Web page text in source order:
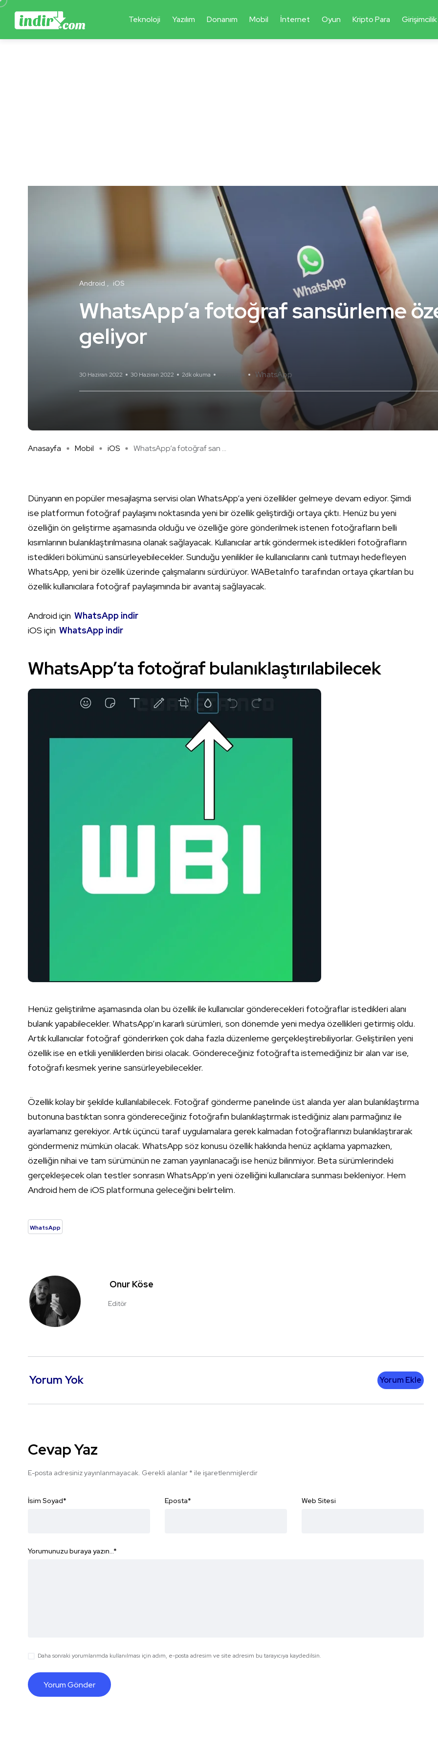
Teknoloji Yazılım Donanım Mobil İnternet Oyun Kripto Para Girişimcilik
Android iOS
WhatsApp’a fotoğraf sansürleme
geliyor
30 Haziran 2022 30 Haziran 2022 2dk okuma WhatsApp
Anasayfa Mobil iOS WhatsApp’a fotoğraf san ...
Dünyanın en popüler mesajlaşma servisi olan WhatsApp’a yeni özellikler gelmeye devam ediyor. Şimdi
ise platformun fotoğraf paylaşımı noktasında yeni bir özellik geliştirdiği ortaya çıktı. Henüz bu yeni
özelliğin ön geliştirme aşamasında olduğu ve özelliğe göre gönderilmek istenen fotoğrafların belli
kısımlarının bulanıklaştırılmasına olanak sağlayacak. Kullanıcılar artık göndermek istedikleri fotoğrafların
istedikleri bölümünü sansürleyebilecekler. Sunduğu yenilikler ile kullanıcılarını canlı tutmayı hedefleyen
WhatsApp, yeni bir özellik üzerinde çalışmalarını sürdürüyor. WABetaInfo tarafından ortaya çıkartılan bu
özellik kullanıcılara fotoğraf paylaşımında bir avantaj sağlayacak.
Android için WhatsApp indir
iOS için WhatsApp indir
WhatsApp’ta fotoğraf bulanıklaştırılabilecek
Henüz geliştirilme aşamasında olan bu özellik ile kullanıcılar gönderecekleri fotoğraflar istedikleri alanı
bulanık yapabilecekler. WhatsApp’ın kararlı sürümleri, son dönemde yeni medya özellikleri getirmiş oldu.
Artık kullanıcılar fotoğraf gönderirken çok daha fazla düzenleme gerçekleştirebiliyorlar. Geliştirilen yeni
özellik ise en etkili yeniliklerden birisi olacak. Göndereceğiniz fotoğrafta istemediğiniz bir alan var ise,
fotoğrafı kesmek yerine sansürleyebilecekler.
Özellik kolay bir şekilde kullanılabilecek. Fotoğraf gönderme panelinde üst alanda yer alan bulanıklaştırma
butonuna bastıktan sonra göndereceğiniz fotoğrafın bulanıklaştırmak istediğiniz alanı parmağınız ile
ayarlamanız gerekiyor. Artık üçüncü taraf uygulamalara gerek kalmadan fotoğraflarınızı bulanıklaştırarak
göndermeniz mümkün olacak. WhatsApp söz konusu özellik hakkında henüz açıklama yapmazken,
özelliğin nihai ve tam sürümünün ne zaman yayınlanacağı ise henüz bilinmiyor. Beta sürümlerindeki
gerçekleşecek olan testler sonrasın WhatsApp’ın yeni özelliğini kullanıcılara sunması bekleniyor. Hem
Android hem de iOS platformuna geleceğini belirtelim.
WhatsApp
Onur Köse
Editör
Yorum Yok Yorum Ekle
Cevap Yaz
E-posta adresiniz yayınlanmayacak. Gerekli alanlar * ile işaretlenmişlerdir
İsim Soyad* Eposta* Web Sitesi
Yorumunuzu buraya yazın...*
Daha sonraki yorumlarımda kullanılması için adım, e-posta adresim ve site adresim bu tarayıcıya kaydedilsin.